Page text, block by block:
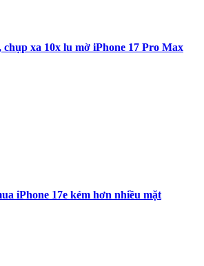
xa 10x lu mờ iPhone 17 Pro Max
iPhone 17e kém hơn nhiều mặt